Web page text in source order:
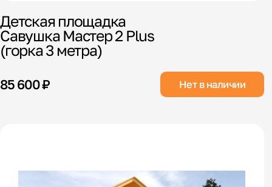
Детская площадка
Савушка Мастер 2 Plus
(горка 3 метра)
85 600 ₽ Нет в наличии